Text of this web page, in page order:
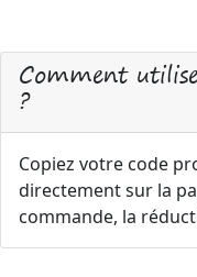
Comment
?
Copiez votre code
directement sur la
commande, la